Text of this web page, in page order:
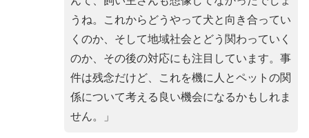
うね。これからどうやって犬と向き合ってい
くのか、そして地域社会とどう関わっていく
のか、その後の対応にも注目しています。事
件は残念だけど、これを機に人とペットの関
係について考える良い機会になるかもしれま
せん。」